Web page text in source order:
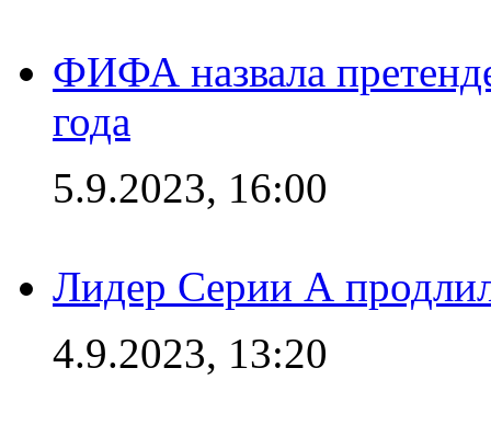
ФИФА назвала
года
5.9.2023, 16:00
Лидер Серии А
4.9.2023, 13:20